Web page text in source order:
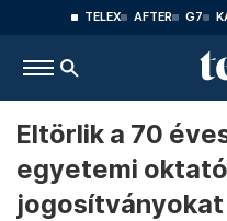
TELEX AFTER G7
Eltörlik a 70
egyetemi